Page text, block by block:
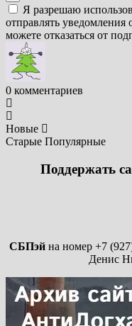
Я разрешаю
отправлять
можете отказаться от
0 комментариев
Новые
Старые Популярные
Поддержать
СБПэйна номер +7
Денис